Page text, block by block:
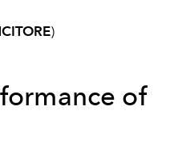
)
of